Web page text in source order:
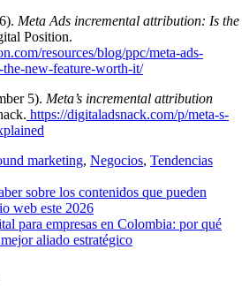
Meta Ads incremental attribution: Is the
Position.
resources/blog/ppc/meta-ads-
new-feature-worth-it/
5). Meta’s incremental attribution
https://digitaladsnack.com/p/meta-s-
marketing, Negocios, Tendencias
sobre los contenidos que pueden
web este 2026
para empresas en Colombia: por qué
aliado estratégico